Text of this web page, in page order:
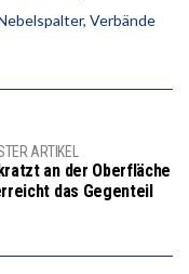
, Verbände
ARTIKEL
an der Oberfläche
das Gegenteil